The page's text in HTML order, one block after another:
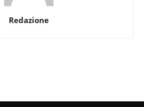
Redazione